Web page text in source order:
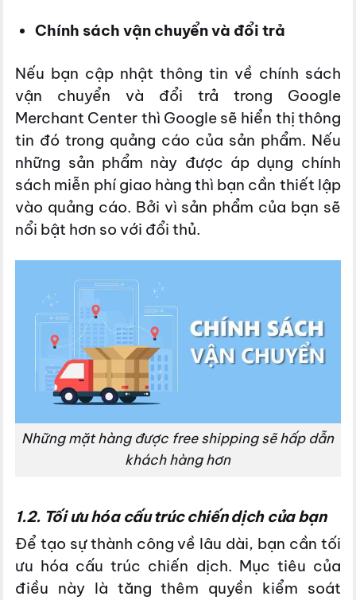
Chính sách vận chuyển và đổi trả
Nếu bạn cập nhật thông tin về chính sách
vận chuyển và đổi trả trong Google
Merchant Center thì Google sẽ hiển thị thông
tin đó trong quảng cáo của sản phẩm. Nếu
những sản phẩm này được áp dụng chính
sách miễn phí giao hàng thì bạn cần thiết lập
vào quảng cáo. Bởi vì sản phẩm của bạn sẽ
nổi bật hơn so với đổi thủ.
Những mặt hàng được free shipping sẽ hấp dẫn
khách hàng hơn
1.2. Tối ưu hóa cấu trúc chiến dịch của bạn
Để tạo sự thành công về lâu dài, bạn cần tối
ưu hóa cấu trúc chiến dịch. Mục tiêu của
điều này là tăng thêm quyền kiểm soát